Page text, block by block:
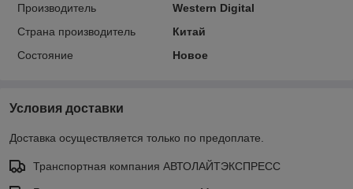
Производитель
Western Digital
Страна производитель
Китай
Состояние
Новое
Условия доставки
Доставка осуществляется только по предоплате.
Транспортная компания АВТОЛАЙТЭКСПРЕСС